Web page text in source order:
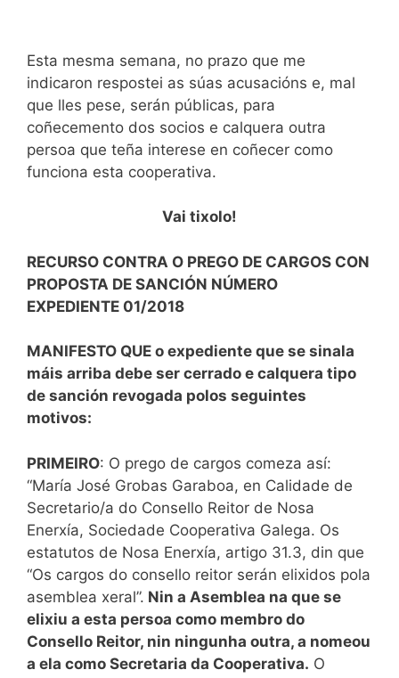
Esta mesma semana, no prazo que me
indicaron respostei as súas acusacións e, mal
que lles pese, serán públicas, para
coñecemento dos socios e calquera outra
persoa que teña interese en coñecer como
funciona esta cooperativa.
Vai tixolo!
RECURSO CONTRA O PREGO DE CARGOS CON
PROPOSTA DE SANCIÓN NÚMERO
EXPEDIENTE 01/2018
MANIFESTO QUE o expediente que se sinala
máis arriba debe ser cerrado e calquera tipo
de sanción revogada polos seguintes
motivos:
PRIMEIRO: O prego de cargos comeza así:
“María José Grobas Garaboa, en Calidade de
Secretario/a do Consello Reitor de Nosa
Enerxía, Sociedade Cooperativa Galega. Os
estatutos de Nosa Enerxía, artigo 31.3, din que
“Os cargos do consello reitor serán elixidos pola
asemblea xeral”. Nin a Asemblea na que se
elixiu a esta persoa como membro do
Consello Reitor, nin ningunha outra, a nomeou
a ela como Secretaria da Cooperativa. O